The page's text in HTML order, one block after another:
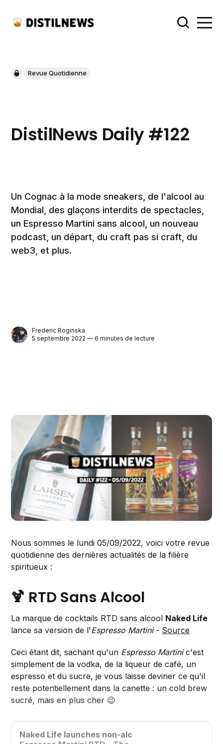
Revue Quotidienne
DistilNews Daily #122
Un Cognac à la mode sneakers, de l'alcool au
Mondial, des glaçons interdits de spectacles,
un Espresso Martini sans alcool, un nouveau
podcast, un départ, du craft pas si craft, du
web3, et plus.
Frederic Roginska
5 septembre 2022 — 6 minutes de lecture
Nous sommes le lundi 05/09/2022, voici votre revue
quotidienne des dernières actualités de la filière
spiritueux :
🍹 RTD Sans Alcool
La marque de cocktails RTD sans alcool Naked Life
lance sa version de l'Espresso Martini- Source
Ceci étant dit, sachant qu'un Espresso Martinic'est
simplement de la vodka, de la liqueur de café, un
espresso et du sucre, je vous laisse deviner ce qu'il
reste potentiellement dans la canette : un cold brew
sucré, mais en plus cher 😉
Naked Life launches non-alc